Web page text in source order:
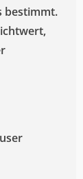
bestimmt.